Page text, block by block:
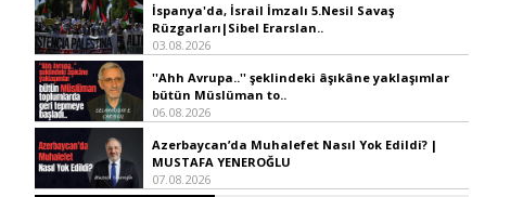
İspanya'da, İsrail İmzalı 5.Nesil Savaş
Rüzgarları|Sibel Erarslan..
03.08.2026
''Ahh Avrupa..'' şeklindeki âşıkâne yaklaşımlar
bütün Müslüman to..
06.08.2026
Azerbaycan’da Muhalefet Nasıl Yok Edildi? |
MUSTAFA YENEROĞLU
07.08.2026